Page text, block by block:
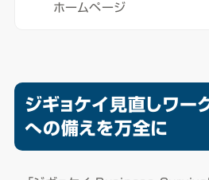
ホームページ
ジギョケイ見直しワー
への備えを万全に